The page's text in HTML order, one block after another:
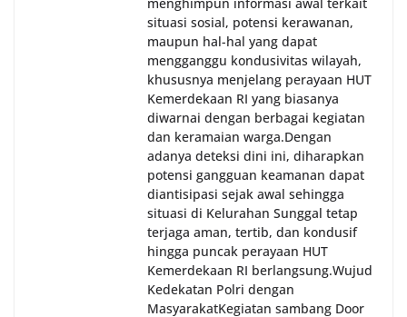
situasi sosial, potensi kerawanan,
maupun hal-hal yang dapat
mengganggu kondusivitas wilayah,
khususnya menjelang perayaan HUT
Kemerdekaan RI yang biasanya
diwarnai dengan berbagai kegiatan
dan keramaian warga.‎‎Dengan
adanya deteksi dini ini, diharapkan
potensi gangguan keamanan dapat
diantisipasi sejak awal sehingga
situasi di Kelurahan Sunggal tetap
terjaga aman, tertib, dan kondusif
hingga puncak perayaan HUT
Kemerdekaan RI berlangsung.‎‎Wujud
Kedekatan Polri dengan
Masyarakat‎Kegiatan sambang Door